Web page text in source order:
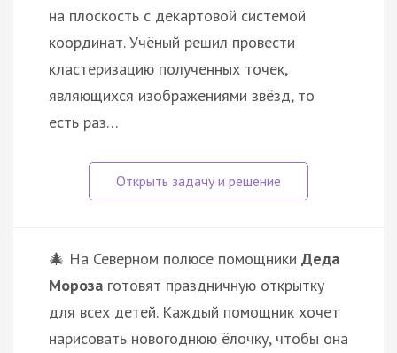
на плоскость с декартовой системой
координат. Учёный решил провести
кластеризацию полученных точек,
являющихся изображениями звёзд, то
есть раз…
🎄 На Северном полюсе помощники Деда
Мороза готовят праздничную открытку
для всех детей. Каждый помощник хочет
нарисовать новогоднюю ёлочку, чтобы она